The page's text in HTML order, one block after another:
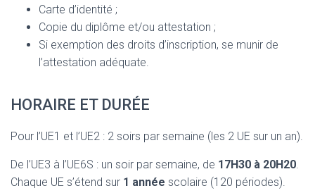
Carte d’identité ;
Copie du diplôme et/ou attestation ;
Si exemption des droits d’inscription, se munir de
l’attestation adéquate.
HORAIRE ET DURÉE
Pour l’UE1 et l’UE2 : 2 soirs par semaine (les 2 UE sur un an).
De l’UE3 à l’UE6S : un soir par semaine, de 17H30 à 20H20.
Chaque UE s’étend sur 1 année scolaire (120 périodes).